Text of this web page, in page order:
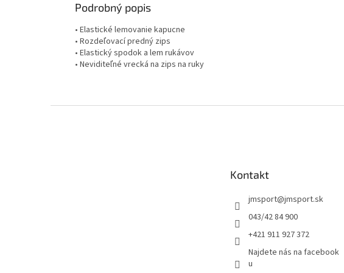
Podrobný popis
• Elastické lemovanie kapucne
• Rozdeľovací predný zips
• Elastický spodok a lem rukávov
• Neviditeľné vrecká na zips na ruky
Kontakt
jmsport@jmsport.sk
043/42 84 900
+421 911 927 372
Najdete nás na facebook
u